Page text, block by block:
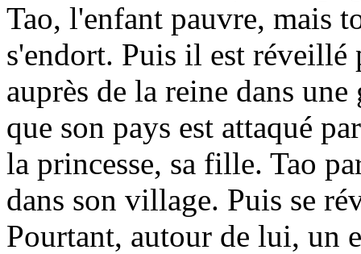
Tao, l'enfant pauvre, mais
s'endort. Puis il est
auprès de la reine dans
que son pays est attaqué
la princesse, sa fille. Tao
dans son village. Puis se
Pourtant, autour de lui, un